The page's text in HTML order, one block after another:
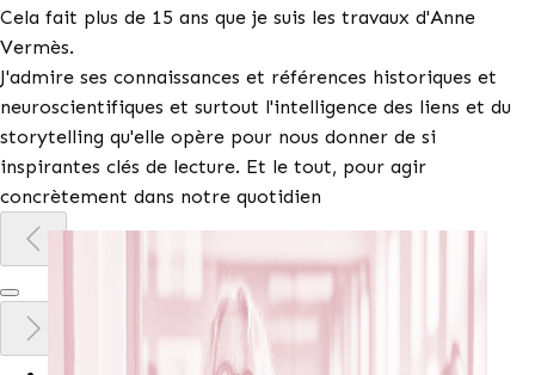
Cela fait plus de 15 ans que je suis les travaux d'Anne
Vermès.
J'admire ses connaissances et références historiques et
neuroscientifiques et surtout l'intelligence des liens et du
storytelling qu'elle opère pour nous donner de si
inspirantes clés de lecture. Et le tout, pour agir
concrètement dans notre quotidien